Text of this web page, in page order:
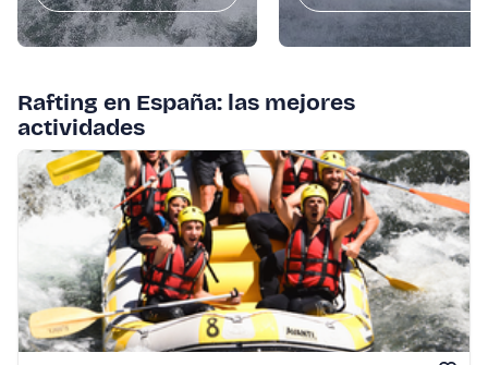
Rafting en España: las mejores
actividades